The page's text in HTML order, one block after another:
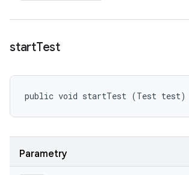
startTest
public void startTest (Test test)
Parametry